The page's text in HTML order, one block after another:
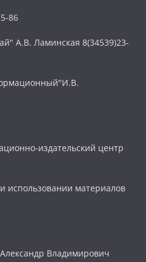
86
А.В. Ламинская 8(34539)23-
издательский центр
материалов
Владимирович